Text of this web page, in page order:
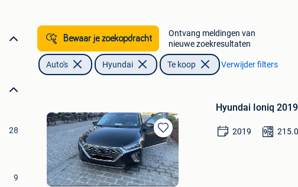
28
9
Bewaar je zoekopdracht
Ontvang meldingen van
nieuwe zoekresultaten
Auto's Hyundai Te koop Verwijder filters
Bewaren
in
Mijn
Favorieten
Hyundai Ioniq
2019
Tareq Hasona